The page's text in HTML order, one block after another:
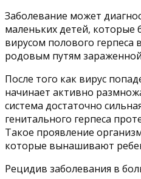
Заболевание может
маленьких детей,
вирусом полового
родовым путям
После того как вирус
начинает активно
система достаточно
генитального герпеса
Такое проявление
которые вынашивают
Рецидив заболевания в